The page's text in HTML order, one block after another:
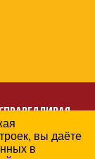
области
вы даёте
в